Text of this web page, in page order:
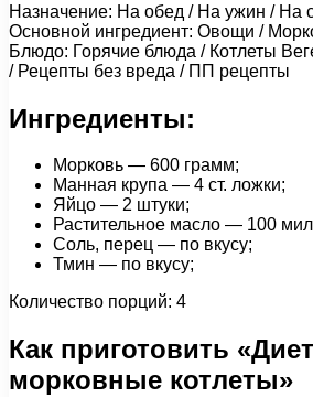
Назначение: На обед / На ужин / На
Основной ингредиент: Овощи /
Блюдо: Горячие блюда / Котлеты
/ Рецепты без вреда / ПП рецепты
Ингредиенты:
Морковь — 600 грамм;
Манная крупа — 4 ст. ложки;
Яйцо — 2 штуки;
Растительное масло — 100
Соль, перец — по вкусу;
Тмин — по вкусу;
Количество порций: 4
Как приготовить
морковные котлеты»